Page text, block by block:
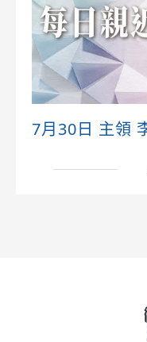
7月30日 主領